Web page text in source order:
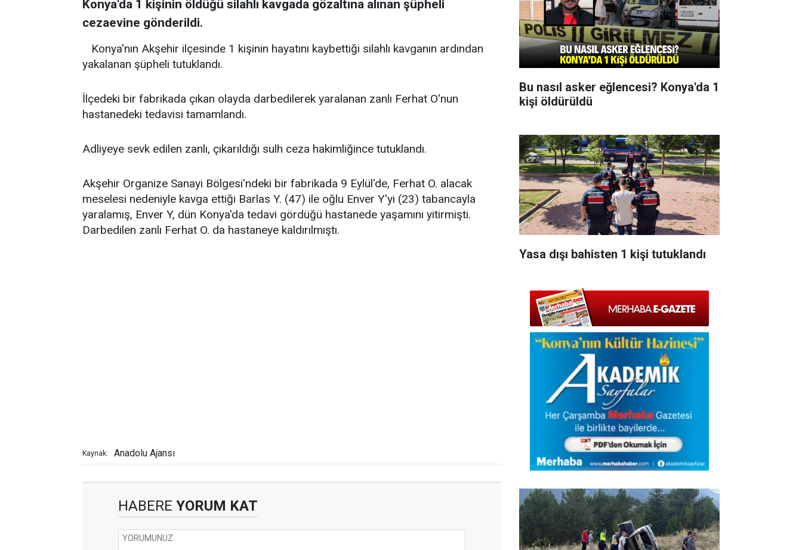
Konya'da 1 kişinin öldüğü silahlı kavgada gözaltına alınan şüpheli
cezaevine gönderildi.
Konya'nın Akşehir ilçesinde 1 kişinin hayatını kaybettiği silahlı kavganın ardından
yakalanan şüpheli tutuklandı.
İlçedeki bir fabrikada çıkan olayda darbedilerek yaralanan zanlı Ferhat O'nun
hastanedeki tedavisi tamamlandı.
Adliyeye sevk edilen zanlı, çıkarıldığı sulh ceza hakimliğince tutuklandı.
Akşehir Organize Sanayi Bölgesi'ndeki bir fabrikada 9 Eylül'de, Ferhat O. alacak
meselesi nedeniyle kavga ettiği Barlas Y. (47) ile oğlu Enver Y'yi (23) tabancayla
yaralamış, Enver Y, dün Konya'da tedavi gördüğü hastanede yaşamını yitirmişti.
Darbedilen zanlı Ferhat O. da hastaneye kaldırılmıştı.
Kaynak: Anadolu Ajansı
HABERE YORUM KAT
Bu nasıl asker eğlencesi? Konya'da 1
kişi öldürüldü
Yasa dışı bahisten 1 kişi tutuklandı